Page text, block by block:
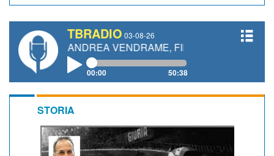
TBRADIO 03-08-26
ANDREA VENDRAME, FILIPPO FIORELLI
00:00 50:38
STORIA